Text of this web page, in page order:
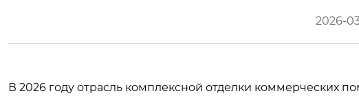
2026-
В 2026 году отрасль комплексной отделки коммерческих